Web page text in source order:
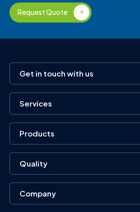
Request Quote
Get in touch with us
Services
Products
Quality
Company